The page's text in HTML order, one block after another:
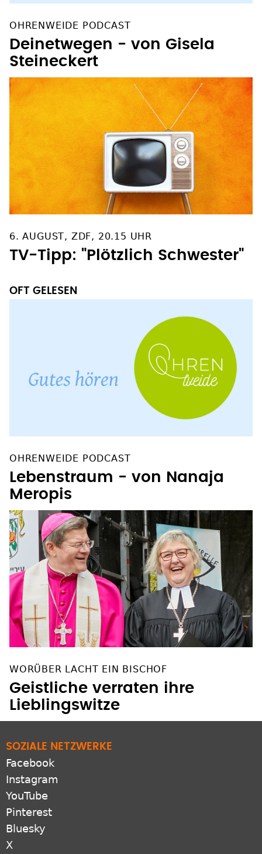
OHRENWEIDE PODCAST
Deinetwegen - von Gisela
Steineckert
6. AUGUST, ZDF, 20.15 UHR
TV-Tipp: "Plötzlich Schwester"
OFT GELESEN
OHRENWEIDE PODCAST
Lebenstraum - von Nanaja
Meropis
WORÜBER LACHT EIN BISCHOF
Geistliche verraten ihre
Lieblingswitze
SOZIALE NETZWERKE
Facebook
Instagram
YouTube
Pinterest
Bluesky
X